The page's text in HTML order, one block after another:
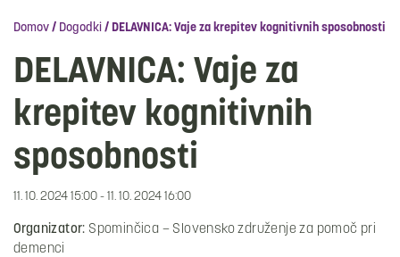
Domov / Dogodki / DELAVNICA: Vaje za krepitev kognitivnih sposobnosti
DELAVNICA: Vaje za
krepitev kognitivnih
sposobnosti
11. 10. 2024 15:00 - 11. 10. 2024 16:00
Organizator: Spominčica – Slovensko združenje za pomoč pri
demenci